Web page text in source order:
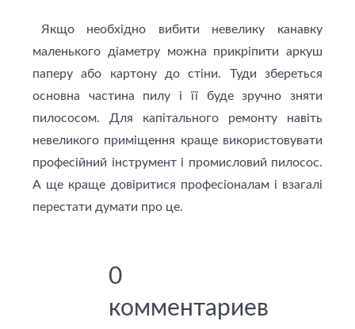
Якщо необхідно вибити невелику канавку
маленького діаметру можна прикріпити аркуш
паперу або картону до стіни. Туди збереться
основна частина пилу і її буде зручно зняти
пилососом. Для капітального ремонту навіть
невеликого приміщення краще використовувати
професійний інструмент і промисловий пилосос.
А ще краще довіритися професіоналам і взагалі
перестати думати про це.
0
комментариев